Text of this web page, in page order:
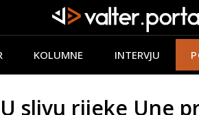
KOLUMNE INTERVJU
U slivu rijeke